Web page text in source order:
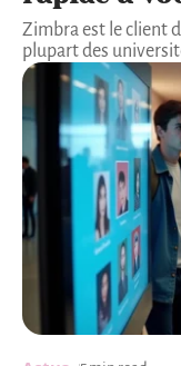
Zimbra est le client
plupart des